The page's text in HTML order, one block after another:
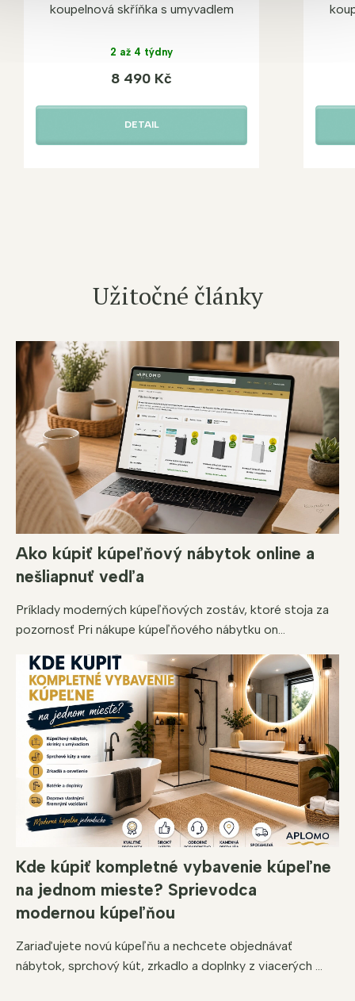
koupelnová skříňka s umyvadlem
2 až 4 týdny
8 490 Kč
DETAIL
Užitočné články
Ako kúpiť kúpeľňový nábytok online a
nešliapnuť vedľa
Príklady moderných kúpeľňových zostáv, ktoré stoja za
pozornosť Pri nákupe kúpeľňového nábytku on...
Kde kúpiť kompletné vybavenie kúpeľne
na jednom mieste? Sprievodca
modernou kúpeľňou
Zariaďujete novú kúpeľňu a nechcete objednávať
nábytok, sprchový kút, zrkadlo a doplnky z viacerých ...